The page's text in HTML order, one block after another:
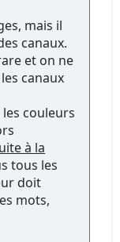
mais il
canaux.
et on ne
canaux
couleurs
à la
tous les
doit
mots,